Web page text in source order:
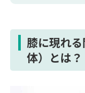
膝に現れ
体）とは？